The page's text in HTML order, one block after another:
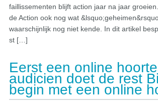
faillissementen blijft action jaar na jaar
de Action ook nog wat
waarschijnlijk nog niet kende. In dit artikel
st […]
Eerst een online
audicien doet de rest
begin met een online